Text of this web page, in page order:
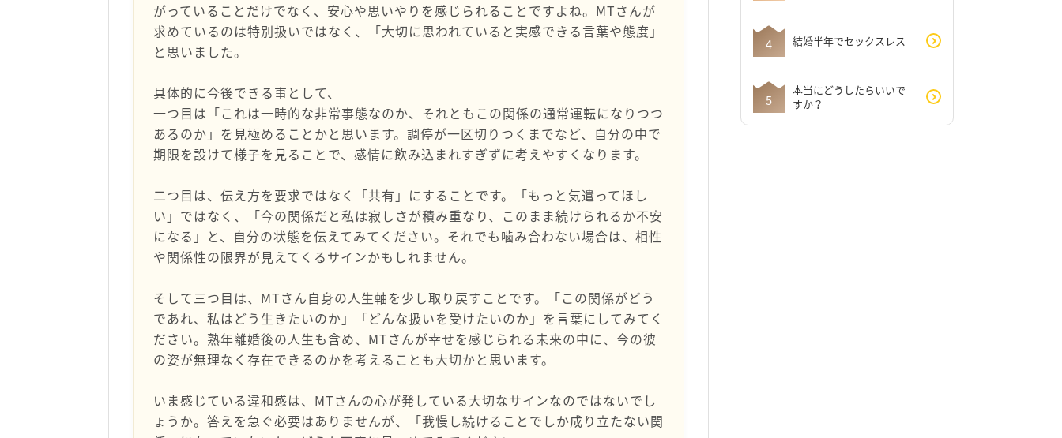
がっていることだけでなく、安心や思いやりを感じられることですよね。MTさんが
求めているのは特別扱いではなく、「大切に思われていると実感できる言葉や態度」
と思いました。
具体的に今後できる事として、
一つ目は「これは一時的な非常事態なのか、それともこの関係の通常運転になりつつ
あるのか」を見極めることかと思います。調停が一区切りつくまでなど、自分の中で
期限を設けて様子を見ることで、感情に飲み込まれすぎずに考えやすくなります。
二つ目は、伝え方を要求ではなく「共有」にすることです。「もっと気遣ってほし
い」ではなく、「今の関係だと私は寂しさが積み重なり、このまま続けられるか不安
になる」と、自分の状態を伝えてみてください。それでも噛み合わない場合は、相性
や関係性の限界が見えてくるサインかもしれません。
そして三つ目は、MTさん自身の人生軸を少し取り戻すことです。「この関係がどう
であれ、私はどう生きたいのか」「どんな扱いを受けたいのか」を言葉にしてみてく
ださい。熟年離婚後の人生も含め、MTさんが幸せを感じられる未来の中に、今の彼
の姿が無理なく存在できるのかを考えることも大切かと思います。
いま感じている違和感は、MTさんの心が発している大切なサインなのではないでし
ょうか。答えを急ぐ必要はありませんが、「我慢し続けることでしか成り立たない関
結婚半年でセックスレス
本当にどうしたらいいで
すか？